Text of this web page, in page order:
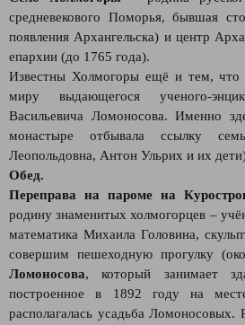
средневекового Поморья, бывшая
появления Архангельска) и центр
епархии (до 1765 года).
Известны Холмогоры ещё и тем, что
миру выдающегося ученого-
Васильевича Ломоносова. Именно
монастыре отбывала ссылку
Леопольдовна, Антон Ульрих и их
Обед.
Переправа на пароме на
родину знаменитых холмогорцев –
математика Михаила Головина,
совершим пешеходную прогулку
Ломоносова, который занимает
построенное в 1892 году на
располагалась усадьба Ломоносовых.